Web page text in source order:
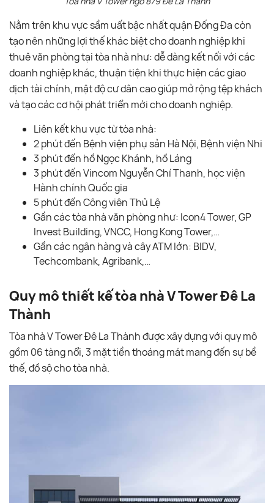
Nằm trên khu vực sầm uất bậc nhất quận Đống Đa còn
tạo nên những lợi thế khác biệt cho doanh nghiệp khi
thuê văn phòng tại tòa nhà như: dễ dàng kết nối với các
doanh nghiệp khác, thuận tiện khi thực hiện các giao
dịch tài chính, mật độ cư dân cao giúp mở rộng tệp khách
và tạo các cơ hội phát triển mới cho doanh nghiệp.
Liên kết khu vực từ tòa nhà:
2 phút đến Bệnh viện phụ sản Hà Nội, Bệnh viện Nhi
3 phút đến hồ Ngọc Khánh, hồ Láng
3 phút đến Vincom Nguyễn Chí Thanh, học viện
Hành chính Quốc gia
5 phút đến Công viên Thủ Lệ
Gần các tòa nhà văn phòng như: Icon4 Tower, GP
Invest Building, VNCC, Hong Kong Tower,…
Gần các ngân hàng và cây ATM lớn: BIDV,
Techcombank, Agribank,…
Quy mô thiết kếtòa nhà V Tower Đê La
Thành
Tòa nhà V Tower Đê La Thành được xây dựng với quy mô
gồm 06 tàng nổi, 3 mặt tiền thoáng mát mang đến sự bề
thế, đồ sộ cho tòa nhà.